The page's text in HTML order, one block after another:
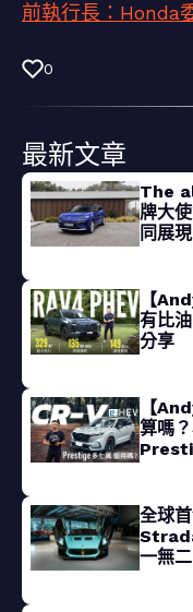
前執行長：Honda
0
最新文章
The
牌大
同展
【
有比
分享
【
算嗎
全球
一無